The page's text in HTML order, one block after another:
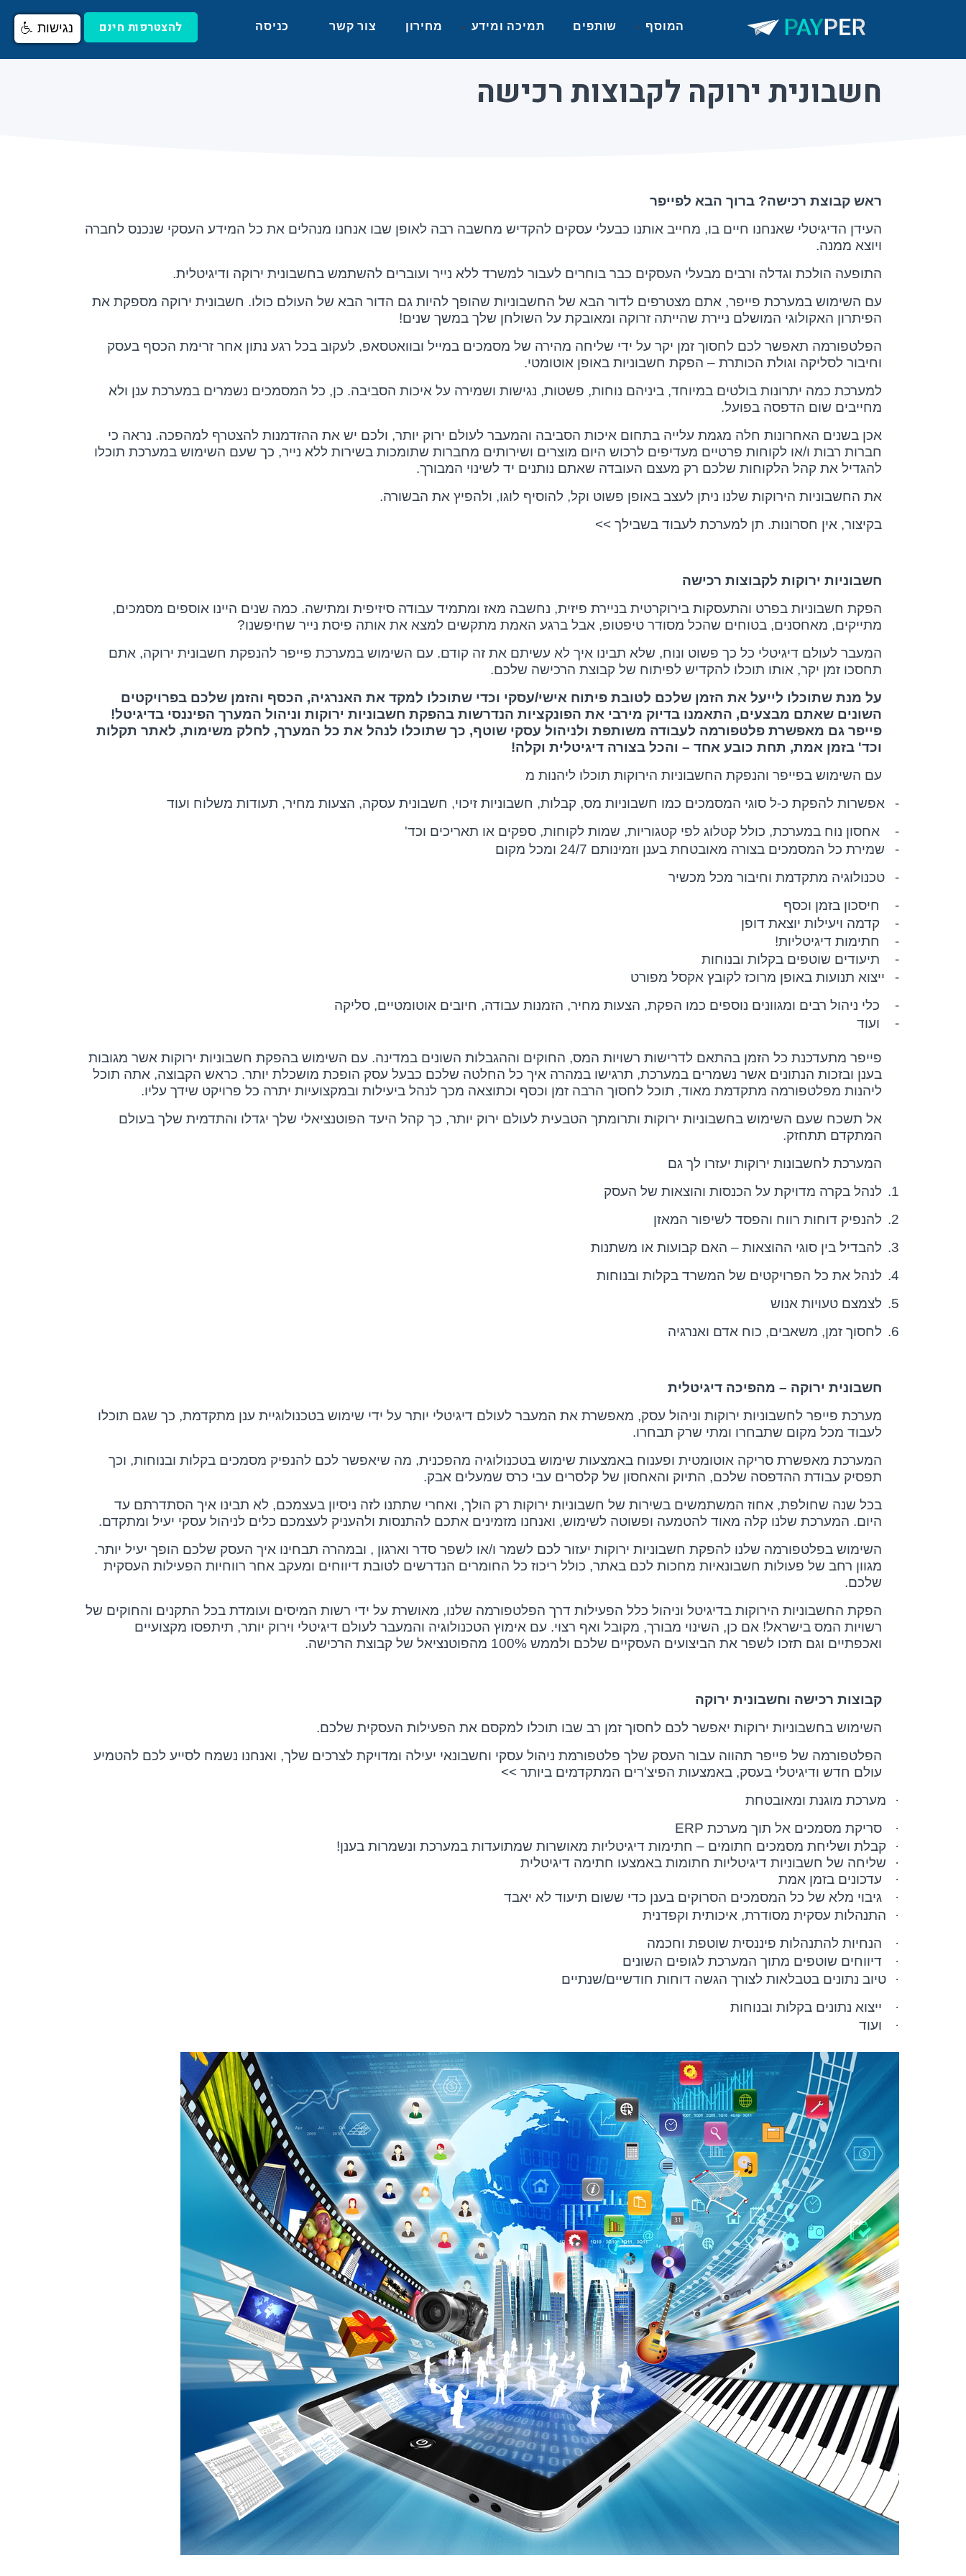
להצטרפות חינם המוסף שותפים תמיכה ומידע מחירון צור קשר כניסה
חשבונית ירוקה לקבוצות רכישה
ראש קבוצת רכישה? ברוך הבא לפייפר
העידן הדיגיטלי שאנחנו חיים בו, מחייב אותנו כבעלי עסקים להקדיש מחשבה רבה לאופן שבו אנחנו מנהלים את כל המידע העסקי שנכנס לחברה
ויוצא ממנה.
התופעה הולכת וגדלה ורבים מבעלי העסקים כבר בוחרים לעבור למשרד ללא נייר ועוברים להשתמש בחשבונית ירוקה ודיגיטלית.
עם השימוש במערכת פייפר, אתם מצטרפים לדור הבא של החשבוניות שהופך להיות גם הדור הבא של העולם כולו. חשבונית ירוקה מספקת את
הפיתרון האקולוגי המושלם ניירת שהייתה זרוקה ומאובקת על השולחן שלך במשך שנים!
הפלטפורמה תאפשר לכם לחסוך זמן יקר על ידי שליחה מהירה של מסמכים במייל ובוואטסאפ, לעקוב בכל רגע נתון אחר זרימת הכסף בעסק
וחיבור לסליקה וגולת הכותרת – הפקת חשבוניות באופן אוטומטי.
למערכת כמה יתרונות בולטים במיוחד, ביניהם נוחות, פשטות, נגישות ושמירה על איכות הסביבה. כן, כל המסמכים נשמרים במערכת ענן ולא
מחייבים שום הדפסה בפועל.
אכן בשנים האחרונות חלה מגמת עלייה בתחום איכות הסביבה והמעבר לעולם ירוק יותר, ולכם יש את ההזדמנות להצטרף למהפכה. נראה כי
חברות רבות ו/או לקוחות פרטיים מעדיפים לרכוש היום מוצרים ושירותים מחברות שתומכות בשירות ללא נייר, כך שעם השימוש במערכת תוכלו
להגדיל את קהל הלקוחות שלכם רק מעצם העובדה שאתם נותנים יד לשינוי המבורך.
את החשבוניות הירוקות שלנו ניתן לעצב באופן פשוט וקל, להוסיף לוגו, ולהפיץ את הבשורה.
בקיצור, אין חסרונות. תן למערכת לעבוד בשבילך >>
חשבוניות ירוקות לקבוצות רכישה
הפקת חשבוניות בפרט והתעסקות בירוקרטית בניירת פיזית, נחשבה מאז ומתמיד עבודה סיזיפית ומתישה. כמה שנים היינו אוספים מסמכים,
מתייקים, מאחסנים, בטוחים שהכל מסודר טיפטופ, אבל ברגע האמת מתקשים למצא את אותה פיסת נייר שחיפשנו?
המעבר לעולם דיגיטלי כל כך פשוט ונוח, שלא תבינו איך לא עשיתם את זה קודם. עם השימוש במערכת פייפר להנפקת חשבונית ירוקה, אתם
תחסכו זמן יקר, אותו תוכלו להקדיש לפיתוח של קבוצת הרכישה שלכם.
על מנת שתוכלו לייעל את הזמן שלכם לטובת פיתוח אישי/עסקי וכדי שתוכלו למקד את האנרגיה, הכסף והזמן שלכם בפרויקטים
השונים שאתם מבצעים, התאמנו בדיוק מירבי את הפונקציות הנדרשות בהפקת חשבוניות ירוקות וניהול המערך הפיננסי בדיגיטל!
פייפר גם מאפשרת פלטפורמה לעבודה משותפת ולניהול עסקי שוטף, כך שתוכלו לנהל את כל המערך, לחלק משימות, לאתר תקלות
וכד' בזמן אמת, תחת כובע אחד – והכל בצורה דיגיטלית וקלה!
עם השימוש בפייפר והנפקת החשבוניות הירוקות תוכלו ליהנות מ
-
אפשרות להפקת כ-ל סוגי המסמכים כמו חשבוניות מס, קבלות, חשבוניות זיכוי, חשבונית עסקה, הצעות מחיר, תעודות משלוח ועוד
-
אחסון נוח במערכת, כולל קטלוג לפי קטגוריות, שמות לקוחות, ספקים או תאריכים וכד'
-
שמירת כל המסמכים בצורה מאובטחת בענן וזמינותם 24/7 ומכל מקום
-
טכנולוגיה מתקדמת וחיבור מכל מכשיר
-
חיסכון בזמן וכסף
-
קדמה ויעילות יוצאת דופן
-
חתימות דיגיטליות!
-
תיעודים שוטפים בקלות ובנוחות
-
ייצוא תנועות באופן מרוכז לקובץ אקסל מפורט
-
כלי ניהול רבים ומגוונים נוספים כמו הפקת, הצעות מחיר, הזמנות עבודה, חיובים אוטומטיים, סליקה
-
ועוד
פייפר מתעדכנת כל הזמן בהתאם לדרישות רשויות המס, החוקים וההגבלות השונים במדינה. עם השימוש בהפקת חשבוניות ירוקות אשר מגובות
בענן ובזכות הנתונים אשר נשמרים במערכת, תרגישו במהרה איך כל החלטה שלכם כבעל עסק הופכת מושכלת יותר. כראש הקבוצה, אתה תוכל
ליהנות מפלטפורמה מתקדמת מאוד, תוכל לחסוך הרבה זמן וכסף וכתוצאה מכך לנהל ביעילות ובמקצועיות יתרה כל פרויקט שידך עליו.
אל תשכח שעם השימוש בחשבוניות ירוקות ותרומתך הטבעית לעולם ירוק יותר, כך קהל היעד הפוטנציאלי שלך יגדלו והתדמית שלך בעולם
המתקדם תתחזק.
המערכת לחשבונות ירוקות יעזרו לך גם
1.
לנהל בקרה מדויקת על הכנסות והוצאות של העסק
2.
להנפיק דוחות רווח והפסד לשיפור המאזן
3.
להבדיל בין סוגי ההוצאות – האם קבועות או משתנות
4.
לנהל את כל הפרויקטים של המשרד בקלות ובנוחות
5.
לצמצם טעויות אנוש
6.
לחסוך זמן, משאבים, כוח אדם ואנרגיה
חשבונית ירוקה – מהפיכה דיגיטלית
מערכת פייפר לחשבוניות ירוקות וניהול עסק, מאפשרת את המעבר לעולם דיגיטלי יותר על ידי שימוש בטכנולוגיית ענן מתקדמת, כך שגם תוכלו
לעבוד מכל מקום שתבחרו ומתי שרק תבחרו.
המערכת מאפשרת סריקה אוטומטית ופענוח באמצעות שימוש בטכנולוגיה מהפכנית, מה שיאפשר לכם להנפיק מסמכים בקלות ובנוחות, וכך
תפסיק עבודת ההדפסה שלכם, התיוק והאחסון של קלסרים עבי כרס שמעלים אבק.
בכל שנה שחולפת, אחוז המשתמשים בשירות של חשבוניות ירוקות רק הולך, ואחרי שתתנו לזה ניסיון בעצמכם, לא תבינו איך הסתדרתם עד
היום. המערכת שלנו קלה מאוד להטמעה ופשוטה לשימוש, ואנחנו מזמינים אתכם להתנסות ולהעניק לעצמכם כלים לניהול עסקי יעיל ומתקדם.
השימוש בפלטפורמה שלנו להפקת חשבוניות ירוקות יעזור לכם לשמר ו/או לשפר סדר וארגון , ובמהרה תבחינו איך העסק שלכם הופך יעיל יותר.
מגוון רחב של פעולות חשבונאיות מחכות לכם באתר, כולל ריכוז כל החומרים הנדרשים לטובת דיווחים ומעקב אחר רווחיות הפעילות העסקית
שלכם.
הפקת החשבוניות הירוקות בדיגיטל וניהול כלל הפעילות דרך הפלטפורמה שלנו, מאושרת על ידי רשות המיסים ועומדת בכל התקנים והחוקים של
רשויות המס בישראל! אם כן, השינוי מבורך, מקובל ואף רצוי. עם אימוץ הטכנולוגיה והמעבר לעולם דיגיטלי וירוק יותר, תיתפסו מקצועיים
ואכפתיים וגם תזכו לשפר את הביצועים העסקיים שלכם ולממש 100% מהפוטנציאל של קבוצת הרכישה.
קבוצות רכישה וחשבונית ירוקה
השימוש בחשבוניות ירוקות יאפשר לכם לחסוך זמן רב שבו תוכלו למקסם את הפעילות העסקית שלכם.
הפלטפורמה של פייפר תהווה עבור העסק שלך פלטפורמת ניהול עסקי וחשבונאי יעילה ומדויקת לצרכים שלך, ואנחנו נשמח לסייע לכם להטמיע
עולם חדש ודיגיטלי בעסק, באמצעות הפיצ'רים המתקדמים ביותר >>
·
מערכת מוגנת ומאובטחת
·
סריקת מסמכים אל תוך מערכת ERP
·
קבלת ושליחת מסמכים חתומים – חתימות דיגיטליות מאושרות שמתועדות במערכת ונשמרות בענן!
·
שליחה של חשבוניות דיגיטליות חתומות באמצעו חתימה דיגיטלית
·
עדכונים בזמן אמת
·
גיבוי מלא של כל המסמכים הסרוקים בענן כדי ששום תיעוד לא יאבד
·
התנהלות עסקית מסודרת, איכותית וקפדנית
·
הנחיות להתנהלות פיננסית שוטפת וחכמה
·
דיווחים שוטפים מתוך המערכת לגופים השונים
·
טיוב נתונים בטבלאות לצורך הגשה דוחות חודשיים/שנתיים
·
ייצוא נתונים בקלות ובנוחות
·
ועוד
נגישות